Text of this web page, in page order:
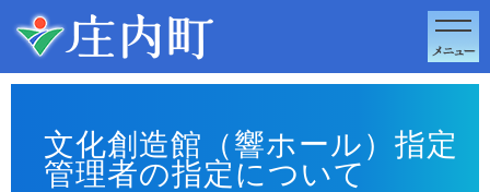
このページの本文へ移動
文化創造館（響ホール）指定
管理者の指定について